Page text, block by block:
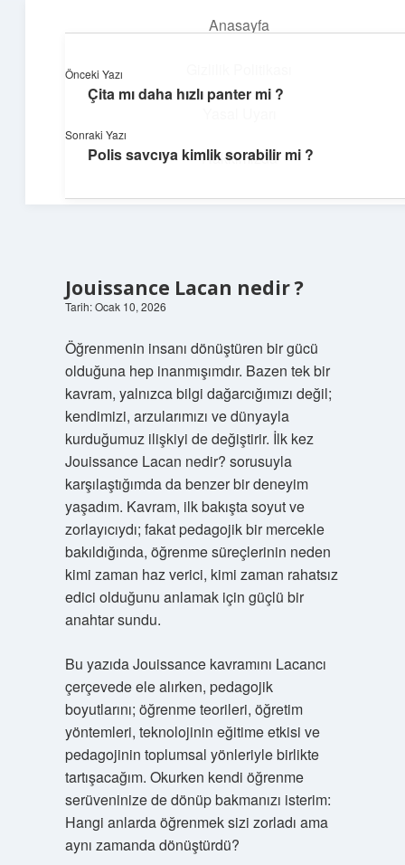
Anasayfa
Hakkımızda
Dijital Köşe
Güncel paylaşımlar ve ilginç keşiflerle dolu içerikler.
Jouissance Lacan nedir ?
Tarih: Ocak 10, 2026
Öğrenmenin insanı dönüştüren bir gücü
olduğuna hep inanmışımdır. Bazen tek bir
kavram, yalnızca bilgi dağarcığımızı değil;
kendimizi, arzularımızı ve dünyayla
kurduğumuz ilişkiyi de değiştirir. İlk kez
Jouissance Lacan nedir? sorusuyla
karşılaştığımda da benzer bir deneyim
yaşadım. Kavram, ilk bakışta soyut ve
zorlayıcıydı; fakat pedagojik bir mercekle
bakıldığında, öğrenme süreçlerinin neden
kimi zaman haz verici, kimi zaman rahatsız
edici olduğunu anlamak için güçlü bir
anahtar sundu.
Bu yazıda Jouissance kavramını Lacancı
çerçevede ele alırken, pedagojik
boyutlarını; öğrenme teorileri, öğretim
yöntemleri, teknolojinin eğitime etkisi ve
pedagojinin toplumsal yönleriyle birlikte
tartışacağım. Okurken kendi öğrenme
serüveninize de dönüp bakmanızı isterim:
Hangi anlarda öğrenmek sizi zorladı ama
aynı zamanda dönüştürdü?
Önceki Yazı
Çita mı daha hızlı panter mi ?
Sonraki Yazı
Polis savcıya kimlik sorabilir mi ?